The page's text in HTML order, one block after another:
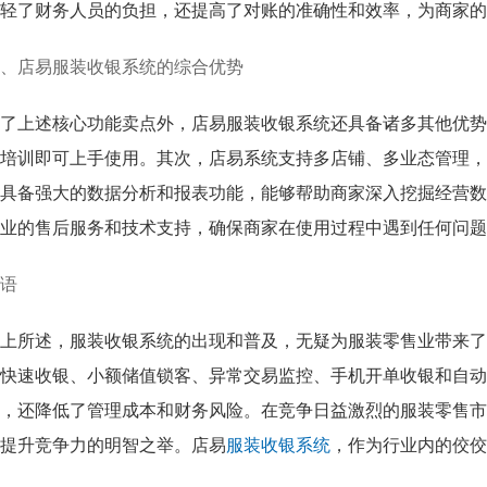
了财务人员的负担，还提高了对账的准确性和效率，为商家
店易服装收银系统的综合优势
上述核心功能卖点外，店易服装收银系统还具备诸多其他优
训即可上手使用。其次，店易系统支持多店铺、多业态管理
备强大的数据分析和报表功能，能够帮助商家深入挖掘经营
的售后服务和技术支持，确保商家在使用过程中遇到任何问
所述，服装收银系统的出现和普及，无疑为服装零售业带来
速收银、小额储值锁客、异常交易监控、手机开单收银和自
还降低了管理成本和财务风险。在竞争日益激烈的服装零售
升竞争力的明智之举。店易服装收银系统，作为行业内的佼